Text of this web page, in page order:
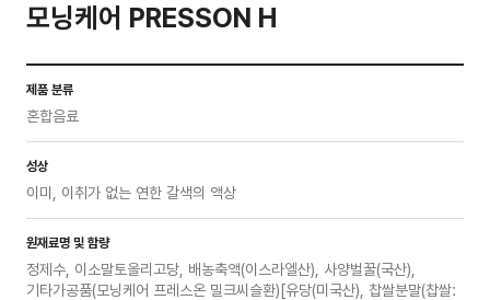
모닝케어 PRESSON H
제품 분류
혼합음료
성상
이미, 이취가 없는 연한 갈색의 액상
원재료명 및 함량
정제수, 이소말토올리고당, 배농축액(이스라엘산), 사양벌꿀(국산),
기타가공품(모닝케어 프레스온 밀크씨슬환)[유당(미국산), 찹쌀분말(찹쌀: